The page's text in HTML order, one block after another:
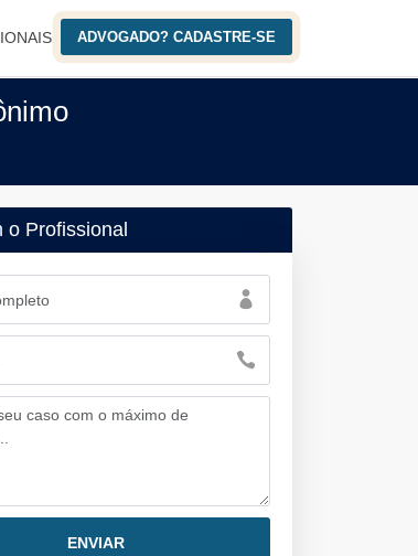
ADVOGADO? CADASTRE-SE
o Profissional